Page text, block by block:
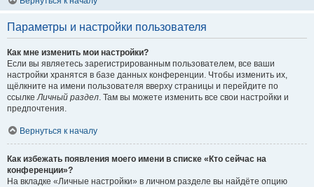
Параметры и настройки пользователя
Как мне изменить мои настройки?
Если вы являетесь зарегистрированным пользователем, все ваши
настройки хранятся в базе данных конференции. Чтобы изменить их,
щёлкните на имени пользователя вверху страницы и перейдите по
ссылкеЛичный раздел. Там вы можете изменить все свои настройки и
предпочтения.
Вернуться к началу
Как избежать появления моего имени в списке «Кто сейчас на
конференции»?
На вкладке «Личные настройки» в личном разделе вы найдёте опцию